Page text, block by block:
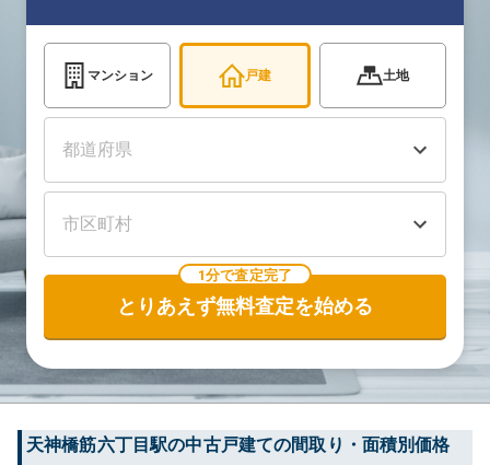
マンション 戸建 土地
1分で査定完了
とりあえず無料査定を始める
天神橋筋六丁目駅の中古戸建ての間取り・面積別価格